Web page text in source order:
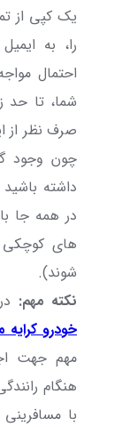
یک کپی از
را، به
احتمال
شما، تا حد
صرف نظر از
چون وجود
داشته
در همه جا
های کوچکی
شوند).
نکته مهم:
خودرو کرایه
مهم جهت
هنگام
با